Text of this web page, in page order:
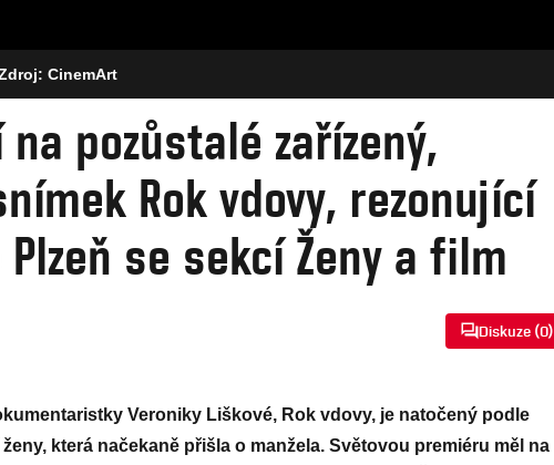
CinemArt
pozůstalé zařízený,
Rok vdovy, rezonující
Plzeň se sekcí Ženy a film
Diskuze (0)
Veroniky Liškové, Rok vdovy, je natočený podle
která načekaně přišla o manžela. Světovou premiéru měl na